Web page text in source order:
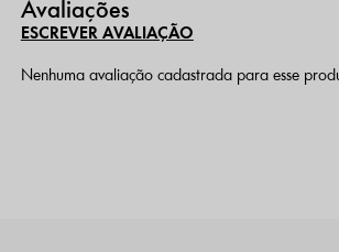
Avaliações
ESCREVER AVALIAÇÃO
Nenhuma avaliação cadastrada para esse